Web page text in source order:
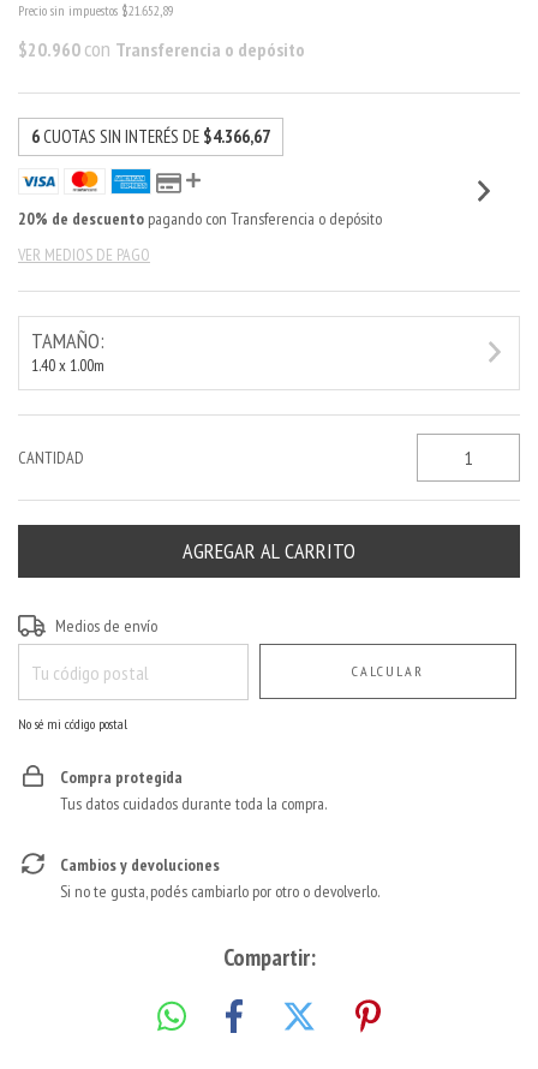
Precio sin impuestos $21.652,89
$20.960 con Transferencia o depósito
6CUOTAS SIN INTERÉS DE $4.366,67
20% de descuento pagando con Transferencia o depósito
VER MEDIOS DE PAGO
TAMAÑO:
1.40 x 1.00m
CANTIDAD
Entregas para el CP:
Medios de envío
CALCULAR
No sé mi código postal
Compra protegida
Tus datos cuidados durante toda la compra.
Cambios y devoluciones
Si no te gusta, podés cambiarlo por otro o devolverlo.
Compartir: